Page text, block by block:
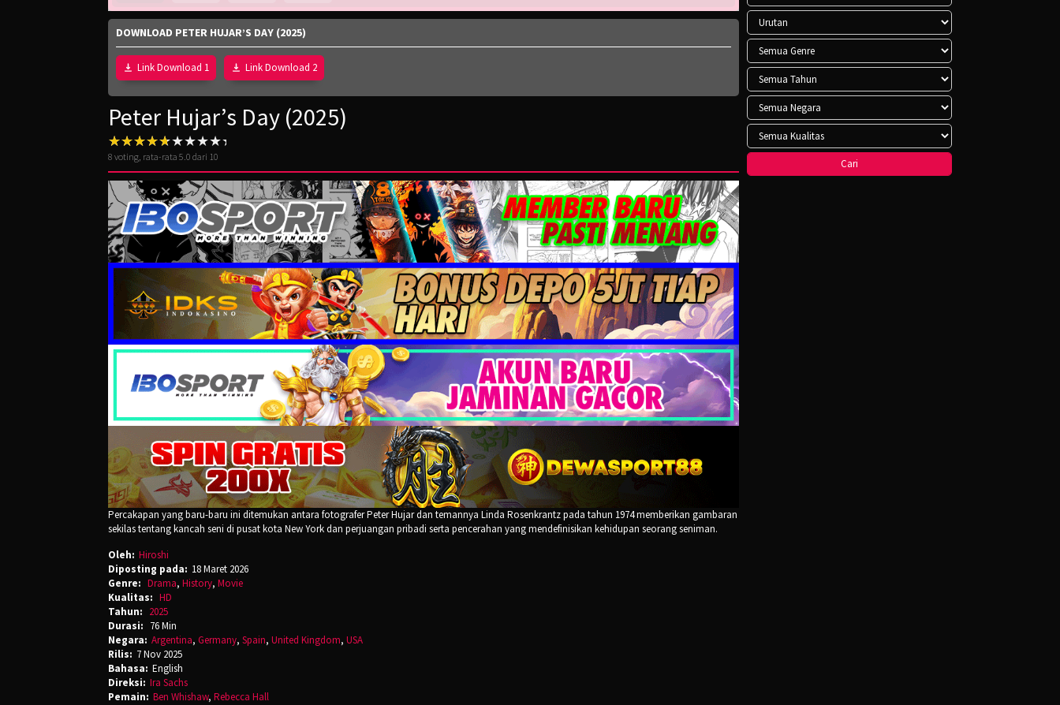
DOWNLOAD PETER HUJAR’S DAY (2025)
Link Download 1 Link Download 2
Peter Hujar’s Day (2025)
8 voting, rata-rata 5.0 dari 10
Percakapan yang baru-baru ini ditemukan antara fotografer Peter Hujar dan temannya Linda Rosenkrantz pada tahun 1974 memberikan gambaran
sekilas tentang kancah seni di pusat kota New York dan perjuangan pribadi serta pencerahan yang mendefinisikan kehidupan seorang seniman.
Oleh: Hiroshi
Diposting pada: 18 Maret 2026
Genre: Drama, History, Movie
Kualitas: HD
Tahun: 2025
Durasi: 76 Min
Negara: Argentina, Germany, Spain, United Kingdom, USA
Rilis: 7 Nov 2025
Bahasa: English
Direksi: Ira Sachs
Pemain: Ben Whishaw, Rebecca Hall